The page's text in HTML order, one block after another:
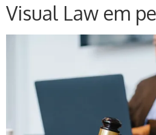
Visual Law em